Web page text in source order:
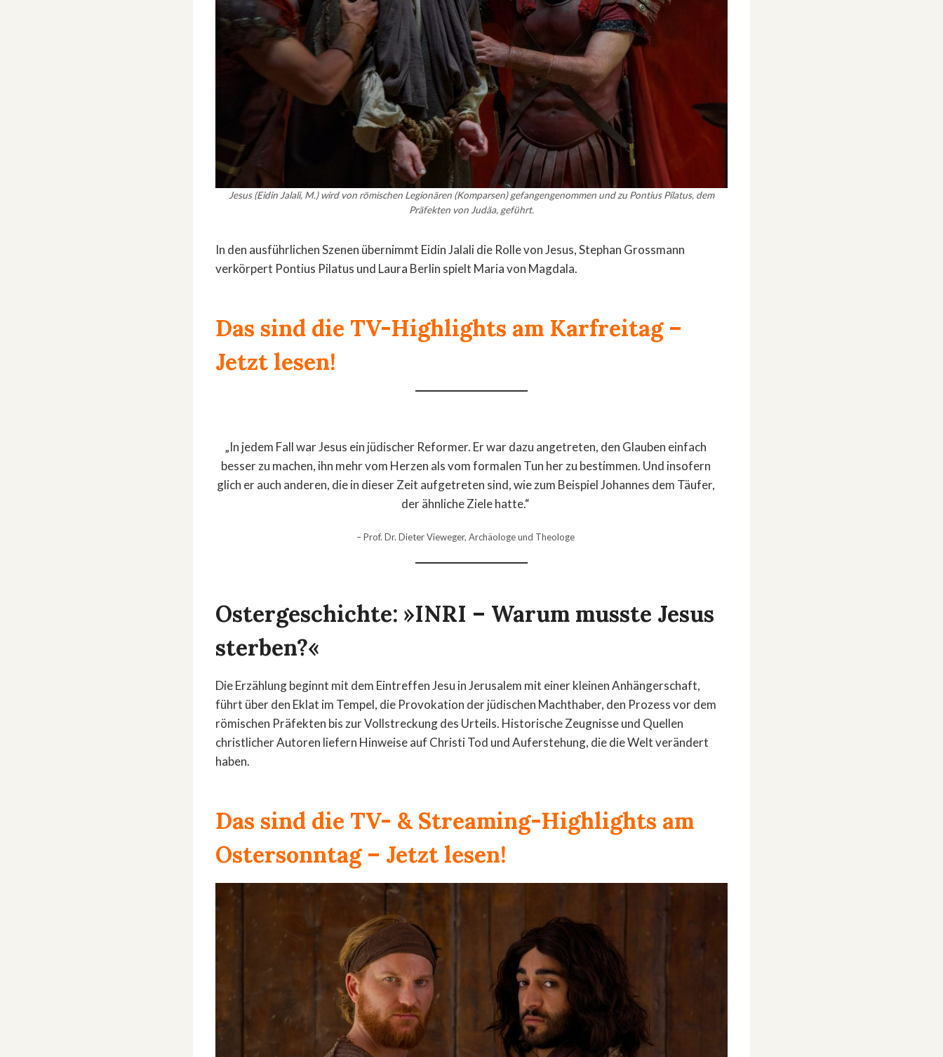
Jesus (Eidin Jalali, M.) wird von römischen Legionären (Komparsen) gefangengenommen und zu Pontius Pilatus, dem
Präfekten von Judäa, geführt.
In den ausführlichen Szenen übernimmt Eidin Jalali die Rolle von Jesus, Stephan Grossmann
verkörpert Pontius Pilatus und Laura Berlin spielt Maria von Magdala.
Das sind die TV-Highlights am Karfreitag–
Jetzt lesen!
„In jedem Fall war Jesus ein jüdischer Reformer. Er war dazu angetreten, den Glauben einfach
besser zu machen, ihn mehr vom Herzen als vom formalen Tun her zu bestimmen. Und insofern
glich er auch anderen, die in dieser Zeit aufgetreten sind, wie zum Beispiel Johannes dem Täufer,
der ähnliche Ziele hatte.“
– Prof. Dr. Dieter Vieweger, Archäologe und Theologe
Ostergeschichte: »INRI – Warum musste Jesus
sterben?«
Die Erzählung beginnt mit dem Eintreffen Jesu in Jerusalem mit einer kleinen Anhängerschaft,
führt über den Eklat im Tempel, die Provokation der jüdischen Machthaber, den Prozess vor dem
römischen Präfekten bis zur Vollstreckung des Urteils. Historische Zeugnisse und Quellen
christlicher Autoren liefern Hinweise auf Christi Tod und Auferstehung, die die Welt verändert
haben.
Das sind die TV- & Streaming-Highlights am
Ostersonntag– Jetzt lesen!